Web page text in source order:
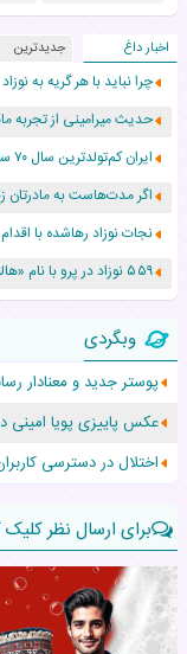
اخبار داغ جدیدترین
چرا نباید با هر گریه به
حدیث میرامینی از
ایران کم‌تولدترین سال ۷۰ سال اخیر را پشت سر گذاشت!
اگر مدت‌هاست به مادرتان
نجات نوزاد رهاشده با
۵۵۹ نوزاد در پرو با نام «هالند» به دنیا آمدند!
زن ۲۴ ساله پس از درمان سرطان رحم، مادر شد
افزایش قد این دختر، چند
حرکت غیرقانونی یک
عجیب‌ترین تولد در ۵/۵/۵ امسال که همه را شوکه کرد!
وبگردی
پوستر جدید و معنادار
عکس پاییزی پویا امینی
اختلال در دسترسی
برای ارسال نظر کلیک
نام: